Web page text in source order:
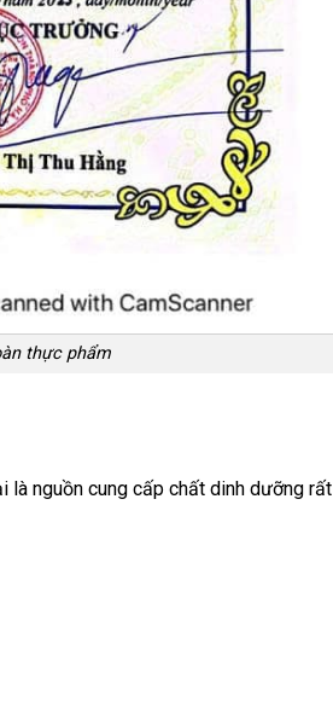
thực phẩm
là nguồn cung cấp chất dinh dưỡng rất